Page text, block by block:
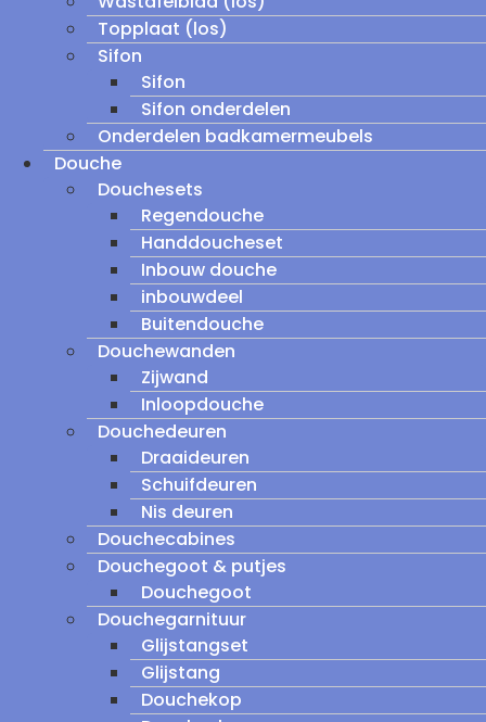
Topplaat (los)
Sifon
Sifon
Sifon onderdelen
Onderdelen badkamermeubels
Douche
Douchesets
Regendouche
Handdoucheset
Inbouw douche
inbouwdeel
Buitendouche
Douchewanden
Zijwand
Inloopdouche
Douchedeuren
Draaideuren
Schuifdeuren
Nis deuren
Douchecabines
Douchegoot & putjes
Douchegoot
Douchegarnituur
Glijstangset
Glijstang
Douchekop